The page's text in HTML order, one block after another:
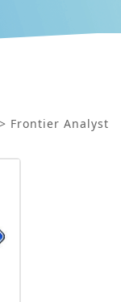
> Frontier Analyst